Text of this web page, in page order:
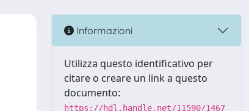
Informazioni
Utilizza questo identificativo per
citare o creare un link a questo
documento:
https://hdl.handle.net/11590/1467